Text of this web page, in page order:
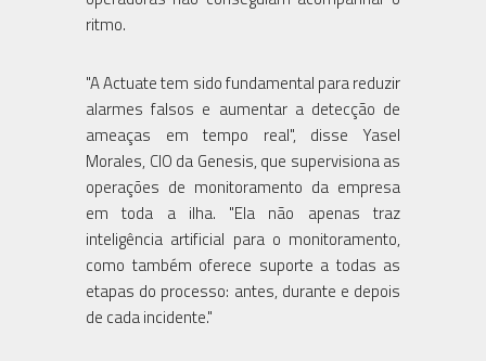
ritmo.
"A Actuate tem sido fundamental para reduzir
alarmes falsos e aumentar a detecção de
ameaças em tempo real", disse Yasel
Morales, CIO da Genesis, que supervisiona as
operações de monitoramento da empresa
em toda a ilha. "Ela não apenas traz
inteligência artificial para o monitoramento,
como também oferece suporte a todas as
etapas do processo: antes, durante e depois
de cada incidente."